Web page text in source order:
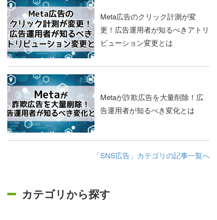
Meta広告のクリック計測が変
更！広告運用者が知るべきアトリ
ビューション変更とは
Metaが詐欺広告を大量削除！広
告運用者が知るべき変化とは
「SNS広告」カテゴリの記事一覧へ
カテゴリから探す